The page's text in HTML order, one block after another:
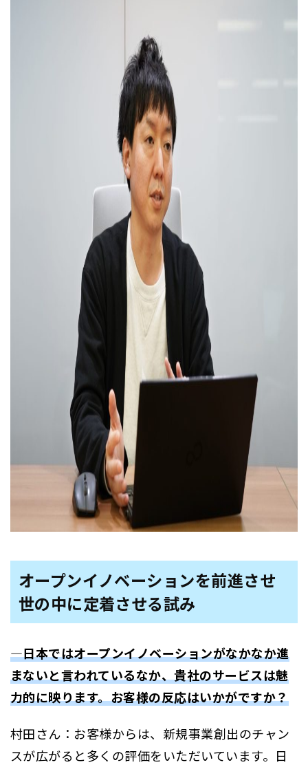
オープンイノベーションを前進させ
世の中に定着させる試み
―日本ではオープンイノベーションがなかなか進
まないと言われているなか、貴社のサービスは魅
力的に映ります。お客様の反応はいかがですか？
村田さん：お客様からは、新規事業創出のチャン
スが広がると多くの評価をいただいています。日